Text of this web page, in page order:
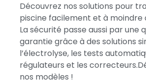
Découvrez nos solutions pour
piscine facilement et à moindre
La sécurité passe aussi par une
garantie grâce à des solutions
l’électrolyse, les tests
régulateurs et les
nos modèles !